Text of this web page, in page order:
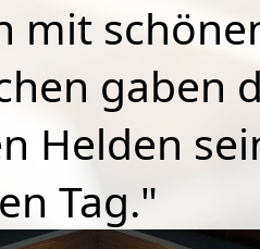
mit
gaben
Helden
Tag."